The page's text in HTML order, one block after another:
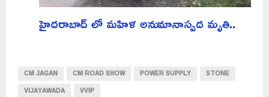
హైదరాబాద్ లో మహిళ అనుమానాస్పద మృతి..
CM JAGAN CM ROAD SHOW POWER SUPPLY
STONE
VIJAYAWADA
VVIP